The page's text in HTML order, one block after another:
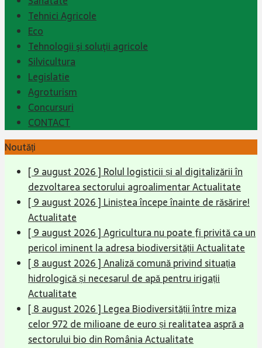
Tehnici Agricole
Eco
Tehnologii şi soluţii agricole
Silvicultura
Legislatie
Agroturism
Concursuri
CONTACT
Noutăți
[ 9 august 2026 ] Rolul logisticii și al digitalizării în
dezvoltarea sectorului agroalimentarActualitate
[ 9 august 2026 ] Liniștea începe înainte de răsărire!
Actualitate
[ 9 august 2026 ]Agricultura nu poate fi privită ca un
pericol iminent la adresa biodiversitățiiActualitate
[ 8 august 2026 ]Analiză comună privind situația
hidrologică și necesarul de apă pentru irigații
Actualitate
[ 8 august 2026 ] Legea Biodiversității între miza
celor 972 de milioane de euro și realitatea aspră a
sectorului bio din RomâniaActualitate